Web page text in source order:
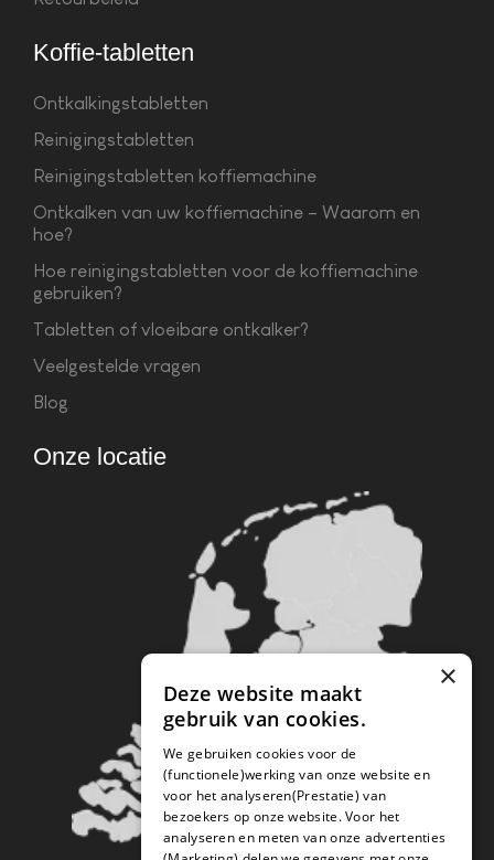
Koffie-tabletten
Ontkalkingstabletten
Reinigingstabletten
Reinigingstabletten koffiemachine
Ontkalken van uw koffiemachine – Waarom en
hoe?
Hoe reinigingstabletten voor de koffiemachine
gebruiken?
Tabletten of vloeibare ontkalker?
Veelgestelde vragen
Blog
Onze locatie
×
Deze website maakt
gebruik van cookies.
We gebruiken cookies voor de
(functionele)werking van onze website en
voor het analyseren(Prestatie) van
bezoekers op onze website. Voor het
analyseren en meten van onze advertenties